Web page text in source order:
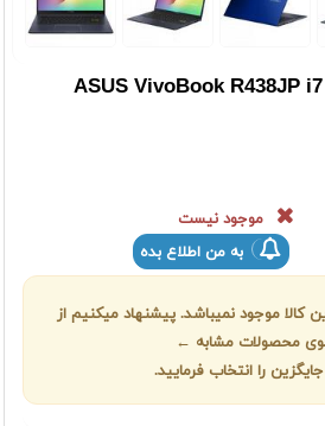
ASUS VivoBook R438JP
موجود نیست
به من اطلاع بده
کالا موجود نمیباشد. پیشنهاد میکنیم از
محصولات مشابه ←
را انتخاب فرمایید.